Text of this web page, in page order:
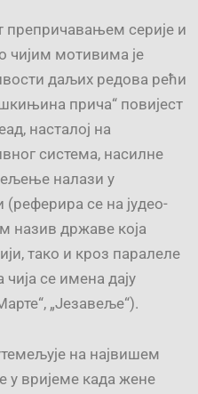
серије и
чијим мотивима је
даљих редова рећи
прича“ повијест
насталој на
система, насилне
налази у
(реферира се на јудео-
назив државе која
тако и кроз паралеле
се имена дају
„Језавеље“).
на највишем
у вријеме када жене